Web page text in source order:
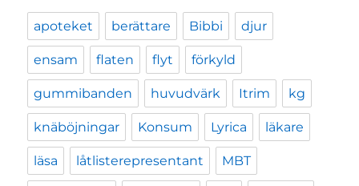
apoteket berättare Bibbi djur
ensam flaten flyt förkyld
gummibanden huvudvärk Itrim kg
knäböjningar Konsum Lyrica läkare
läsa låtlisterepresentant MBT